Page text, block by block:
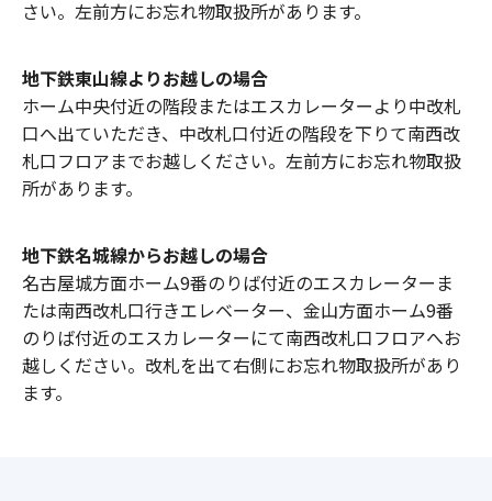
さい。左前方にお忘れ物取扱所があります。
地下鉄東山線よりお越しの場合
ホーム中央付近の階段またはエスカレーターより中改札
口へ出ていただき、中改札口付近の階段を下りて南西改
札口フロアまでお越しください。左前方にお忘れ物取扱
所があります。
地下鉄名城線からお越しの場合
名古屋城方面ホーム9番のりば付近のエスカレーターま
たは南西改札口行きエレベーター、金山方面ホーム9番
のりば付近のエスカレーターにて南西改札口フロアへお
越しください。改札を出て右側にお忘れ物取扱所があり
ます。